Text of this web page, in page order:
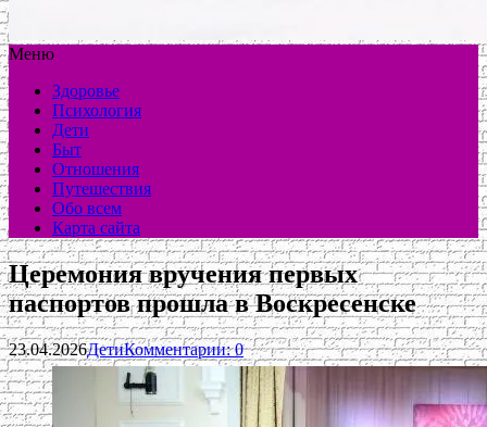
Меню
Здоровье
Психология
Дети
Быт
Отношения
Путешествия
Обо всем
Карта сайта
Церемония вручения первых
паспортов прошла в Воскресенске
23.04.2026ДетиКомментарии: 0